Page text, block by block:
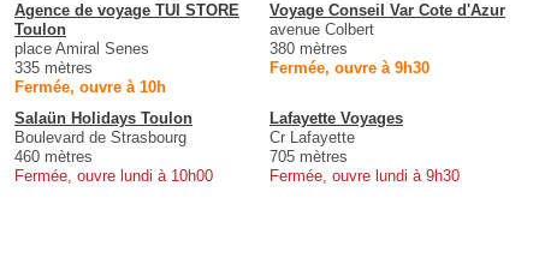
Agence de voyage TUI STORE
Toulon
place Amiral Senes
335 mètres
Fermée, ouvre à 10h
Voyage Conseil Var Cote d'Azur
avenue Colbert
380 mètres
Fermée, ouvre à 9h30
Salaün Holidays Toulon
Boulevard de Strasbourg
460 mètres
Fermée, ouvre lundi à 10h00
Lafayette Voyages
Cr Lafayette
705 mètres
Fermée, ouvre lundi à 9h30